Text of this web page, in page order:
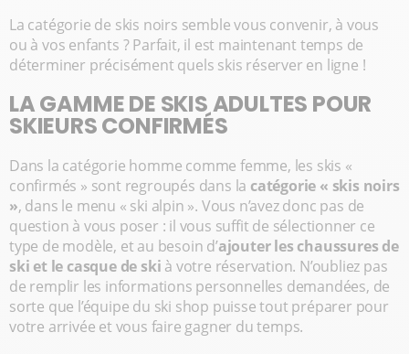
La catégorie de skis noirs semble vous convenir, à vous
ou à vos enfants ? Parfait, il est maintenant temps de
déterminer précisément quels skis réserver en ligne !
LA GAMME DE SKIS ADULTES POUR
SKIEURS CONFIRMÉS
Dans la catégorie homme comme femme, les skis «
confirmés » sont regroupés dans la catégorie « skis noirs
», dans le menu « ski alpin ». Vous n’avez donc pas de
question à vous poser : il vous suffit de sélectionner ce
type de modèle, et au besoin d’ajouter les chaussures de
ski et le casque de ski à votre réservation. N’oubliez pas
de remplir les informations personnelles demandées, de
sorte que l’équipe du ski shop puisse tout préparer pour
votre arrivée et vous faire gagner du temps.